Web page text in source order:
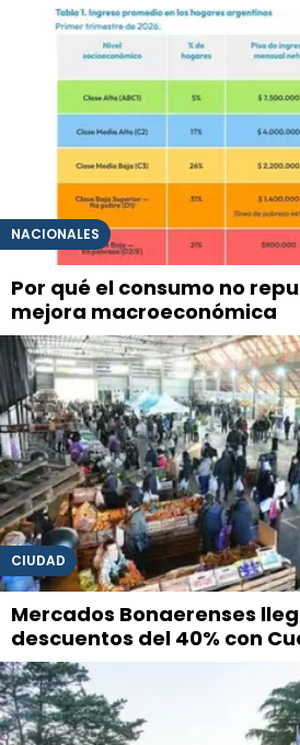
NACIONALES
Por qué el consumo no
mejora macroeconómica
CIUDAD
Mercados Bonaerenses
descuentos del 40% con